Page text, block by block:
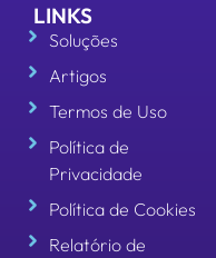
LINKS
Soluções
Artigos
Termos de Uso
Política de
Privacidade
Política de Cookies
Relatório de